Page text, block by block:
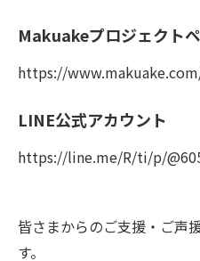
Makuakeプロジェクト
https://
LINE公式アカウント
https://line.me/R/ti/p/
皆さまからのご支援・ご声
す。